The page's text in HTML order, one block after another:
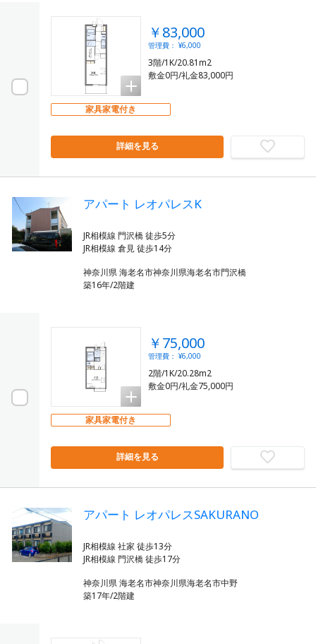
￥83,000
管理費： ¥6,000
3階/1K/20.81m2
敷金0円/礼金83,000円
家具家電付き
詳細を見る
アパート レオパレスK
JR相模線 門沢橋 徒歩5分
神奈川県 海老名市神奈川県海老名市門沢橋
築16年/2階建
￥75,000
管理費： ¥6,000
2階/1K/20.28m2
敷金0円/礼金75,000円
家具家電付き
詳細を見る
アパート レオパレスSAKURANO
JR相模線 社家 徒歩13分
神奈川県 海老名市神奈川県海老名市中野
築17年/2階建